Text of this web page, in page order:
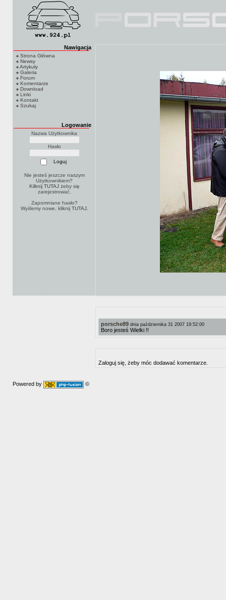
Nawigacja
Strona Główna
Newsy
Artykuły
Galeria
Forum
Komentarze
Download
Linki
Kontakt
Szukaj
Logowanie
Nazwa Użytkownika
Hasło
Nie jesteś jeszcze naszym
Użytkownikiem?
Kilknij TUTAJżeby się
zarejestrować.
Zapomniane hasło?
Wyślemy nowe, kliknij TUTAJ.
porsche89 dnia października 31 2007 19:52:00
Boro jesteś Wielki !!
Zaloguj się, żeby móc dodawać komentarze.
Powered by ©